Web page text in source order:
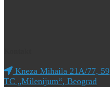
Kneza Mihaila 21A/77, 59
TC „Milenijum“, Beograd